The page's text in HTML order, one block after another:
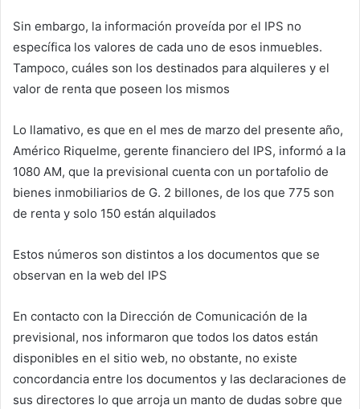
Sin embargo, la información proveída por el IPS no
específica los valores de cada uno de esos inmuebles.
Tampoco, cuáles son los destinados para alquileres y el
valor de renta que poseen los mismos
Lo llamativo, es que en el mes de marzo del presente año,
Américo Riquelme, gerente financiero del IPS, informó a la
1080 AM, que la previsional cuenta con un portafolio de
bienes inmobiliarios de G. 2 billones, de los que 775 son
de renta y solo 150 están alquilados
Estos números son distintos a los documentos que se
observan en la web del IPS
En contacto con la Dirección de Comunicación de la
previsional, nos informaron que todos los datos están
disponibles en el sitio web, no obstante, no existe
concordancia entre los documentos y las declaraciones de
sus directores lo que arroja un manto de dudas sobre que